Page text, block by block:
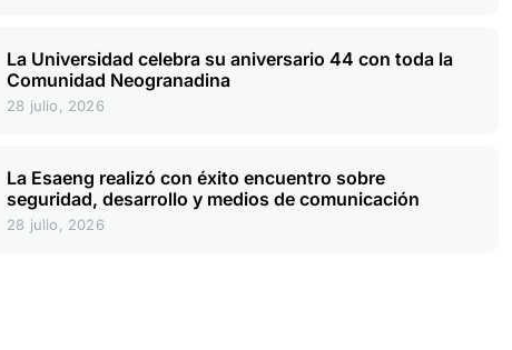
La Universidad celebra su aniversario 44 con toda la
Comunidad Neogranadina
28 julio, 2026
La Esaeng realizó con éxito encuentro sobre
seguridad, desarrollo y medios de comunicación
28 julio, 2026